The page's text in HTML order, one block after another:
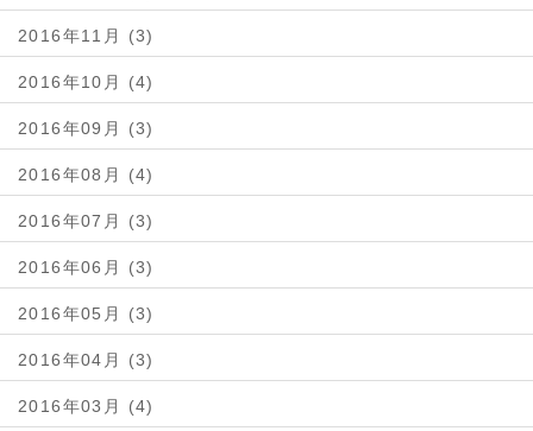
2016年11月 (3)
2016年10月 (4)
2016年09月 (3)
2016年08月 (4)
2016年07月 (3)
2016年06月 (3)
2016年05月 (3)
2016年04月 (3)
2016年03月 (4)